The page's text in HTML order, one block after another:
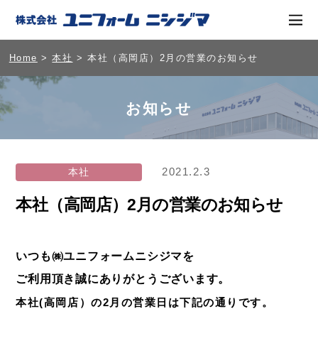
Home >本社 > 本社（高岡店）2月の営業のお知らせ
お知らせ
本社 2021.2.3
本社（高岡店）2月の営業のお知らせ
いつも㈱ユニフォームニシジマを
ご利用頂き誠にありがとうございます。
本社(高岡店）の2月の営業日は下記の通りです。